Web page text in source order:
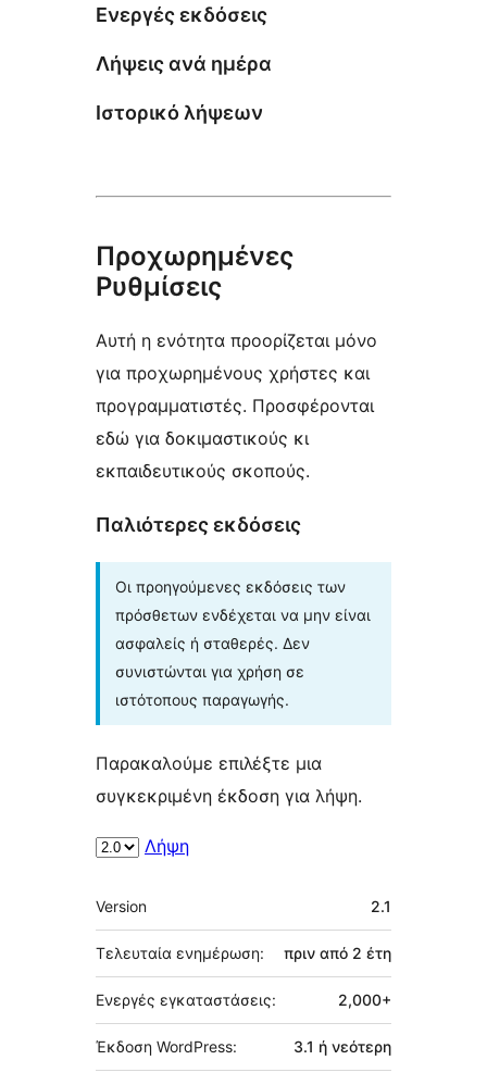
Ενεργές εκδόσεις
Λήψεις ανά ημέρα
Ιστορικό λήψεων
Προχωρημένες
Ρυθμίσεις
Αυτή η ενότητα προορίζεται μόνο
για προχωρημένους χρήστες και
προγραμματιστές. Προσφέρονται
εδώ για δοκιμαστικούς κι
εκπαιδευτικούς σκοπούς.
Παλιότερες εκδόσεις
Οι προηγούμενες εκδόσεις των
πρόσθετων ενδέχεται να μην είναι
ασφαλείς ή σταθερές. Δεν
συνιστώνται για χρήση σε
ιστότοπους παραγωγής.
Παρακαλούμε επιλέξτε μια
συγκεκριμένη έκδοση για λήψη.
Λήψη
Μεταστοιχεία
Version 2.1
Τελευταία ενημέρωση: πριν από 2 έτη
Ενεργές εγκαταστάσεις: 2,000+
Έκδοση WordPress: 3.1 ή νεότερη